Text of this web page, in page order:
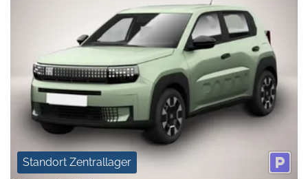
Standort Zentrallager